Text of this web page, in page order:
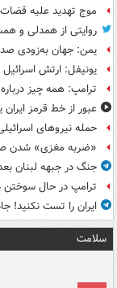
موج تهدید علیه
روایتی از همدلی و
یمن: جهان به‌زودی
یونیفل: ارتش اسرائیل در یک روز ۱۱۳ توپ به
ترامپ: همه چیز
عبور از خط قرمز
حمله نیروهای
«ضربه مغزی» شدن
جنگ در جبهه لبنان
ترامپ در حال
ایران را تست نکنید!
سلامت